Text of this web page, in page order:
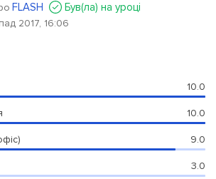
FLASH Був(ла) на уроці
2017, 16:06
10.0
10.0
9.0
3.0